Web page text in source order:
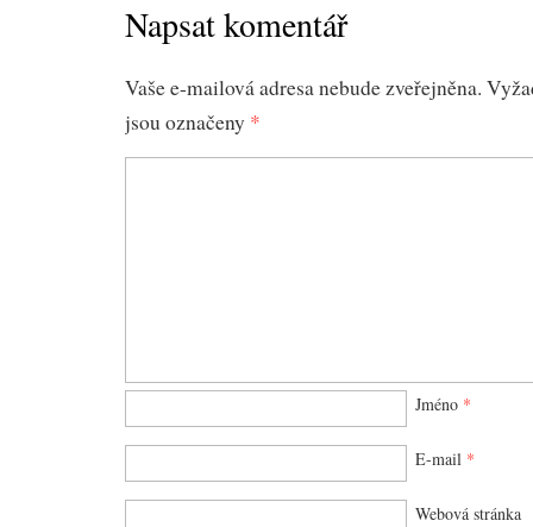
Napsat komentář
Vaše e-mailová adresa nebude zveřejněna.
jsou označeny *
Jméno *
E-mail *
Webová stránka